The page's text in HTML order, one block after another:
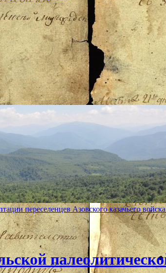
переселенцев Азовского казачьего